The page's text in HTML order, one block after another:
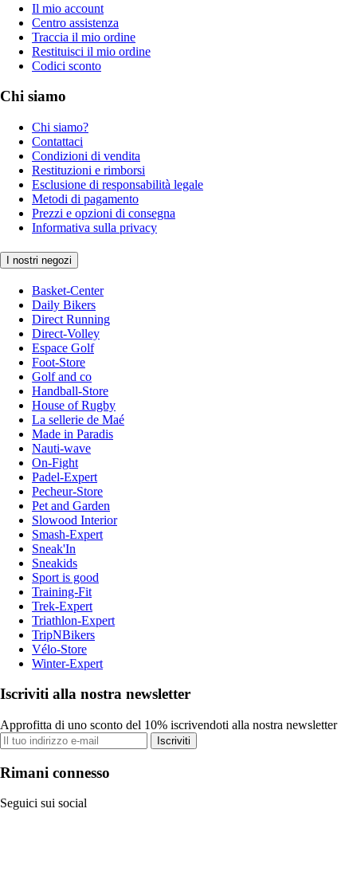
Il mio account
Centro assistenza
Traccia il mio ordine
Restituisci il mio ordine
Codici sconto
Chi siamo
Chi siamo?
Contattaci
Condizioni di vendita
Restituzioni e rimborsi
Esclusione di responsabilità legale
Metodi di pagamento
Prezzi e opzioni di consegna
Informativa sulla privacy
I nostri negozi
Basket-Center
Daily Bikers
Direct Running
Direct-Volley
Espace Golf
Foot-Store
Golf and co
Handball-Store
House of Rugby
La sellerie de Maé
Made in Paradis
Nauti-wave
On-Fight
Padel-Expert
Pecheur-Store
Pet and Garden
Slowood Interior
Smash-Expert
Sneak'In
Sneakids
Sport is good
Training-Fit
Trek-Expert
Triathlon-Expert
TripNBikers
Vélo-Store
Winter-Expert
Iscriviti alla nostra newsletter
Approfitta di uno sconto del 10% iscrivendoti alla nostra newsletter
Iscriviti
Rimani connesso
Seguici sui social